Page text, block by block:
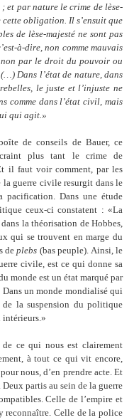
et par nature le crime de lèse-
obligation. Il s’ensuit que
de lèse-majesté ne sont pas
’est-à-dire, non comme mauvais
par le droit du pouvoir ou
(…) Dans l’état de nature, dans
le juste et l’injuste ne
comme dans l’état civil, mais
qui agit.»
de conseils de Bauer, ce
plus tant le crime de
il faut voir comment, par les
la guerre civile resurgit dans le
pacification. Dans une étude
ceux-ci constatent : «La
la théorisation de Hobbes,
qui se trouvent en marge du
deplebs (bas peuple). Ainsi, le
civile, est ce qui donne sa
monde est un état marqué par
un monde mondialisé qui
la suspension du politique
ce qui nous est clairement
à tout ce qui vit encore,
nous, d’en prendre acte. Et
partis au sein de la guerre
Celle de l’empire et
reconnaître. Celle de la police